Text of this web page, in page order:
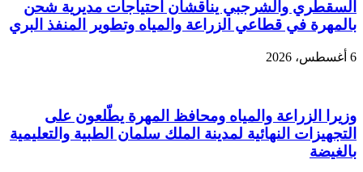
السقطري والشرجبي يناقشان احتياجات مديرية شحن
بالمهرة في قطاعي الزراعة والمياه وتطوير المنفذ البري
6 أغسطس، 2026
وزيرا الزراعة والمياه ومحافظ المهرة يطّلعون على
التجهيزات النهائية لمدينة الملك سلمان الطبية والتعليمية
بالغيضة